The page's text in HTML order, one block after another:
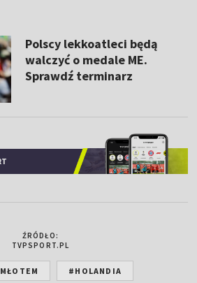
Polscy lekkoatleci będą
walczyć o medale ME.
Sprawdź terminarz
ŹRÓDŁO:
TVPSPORT.PL
#HOLANDIA